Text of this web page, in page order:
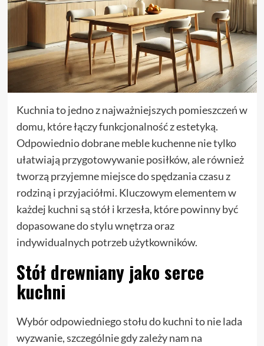
Kuchnia to jedno z najważniejszych pomieszczeń w
domu, które łączy funkcjonalność z estetyką.
Odpowiednio dobrane meble kuchenne nie tylko
ułatwiają przygotowywanie posiłków, ale również
tworzą przyjemne miejsce do spędzania czasu z
rodziną i przyjaciółmi. Kluczowym elementem w
każdej kuchni są stół i krzesła, które powinny być
dopasowane do stylu wnętrza oraz
indywidualnych potrzeb użytkowników.
Stół drewniany jako serce
kuchni
Wybór odpowiedniego stołu do kuchni to nie lada
wyzwanie, szczególnie gdy zależy nam na